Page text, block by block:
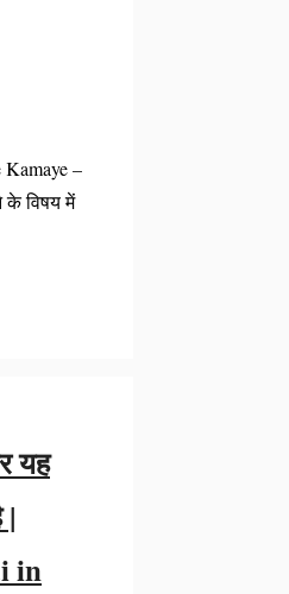
Kamaye –
के विषय में
यह
|
in